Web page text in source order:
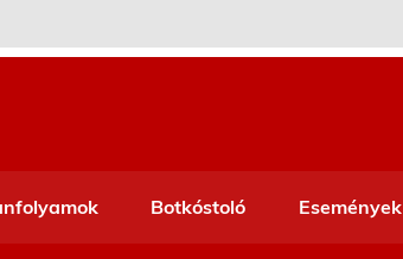
Botkóstoló Események